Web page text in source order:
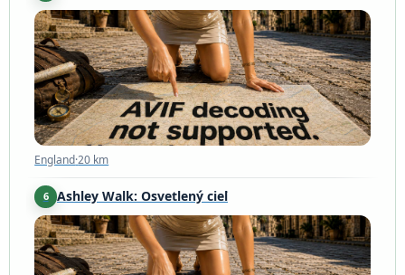
England·20 km
England·20 km
6 Ashley Walk: Osvetlený cieľ
England·23 km